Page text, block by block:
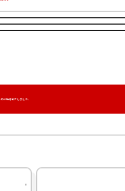
の出店は終了しました。